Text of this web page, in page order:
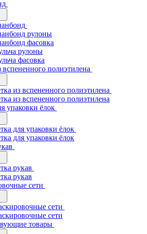
рулоны
фасовка
рулоны
фасовка
вспененного полиэтилена
из вспененного полиэтилена
из вспененного полиэтилена
упаковки ёлок
для упаковки ёлок
для упаковки ёлок
рукав
рукав
сети
сети
сети
товары